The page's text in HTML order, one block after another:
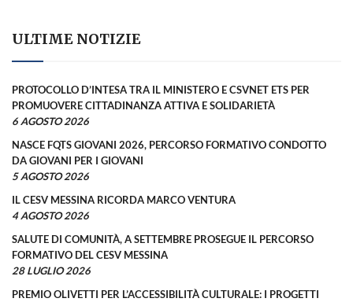
ULTIME NOTIZIE
PROTOCOLLO D’INTESA TRA IL MINISTERO E CSVNET ETS PER
PROMUOVERE CITTADINANZA ATTIVA E SOLIDARIETÀ
6 AGOSTO 2026
NASCE FQTS GIOVANI 2026, PERCORSO FORMATIVO CONDOTTO
DA GIOVANI PER I GIOVANI
5 AGOSTO 2026
IL CESV MESSINA RICORDA MARCO VENTURA
4 AGOSTO 2026
SALUTE DI COMUNITÀ, A SETTEMBRE PROSEGUE IL PERCORSO
FORMATIVO DEL CESV MESSINA
28 LUGLIO 2026
PREMIO OLIVETTI PER L’ACCESSIBILITÀ CULTURALE: I PROGETTI